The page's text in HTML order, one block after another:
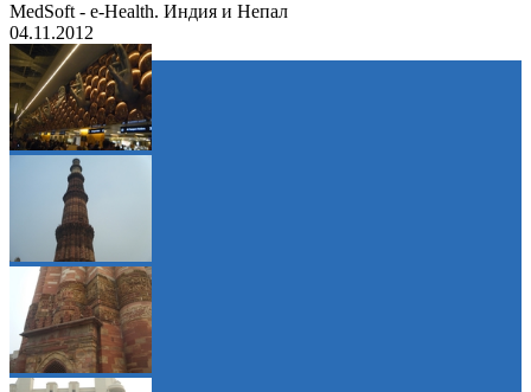
MedSoft - e-Health. Индия и Непал
04.11.2012